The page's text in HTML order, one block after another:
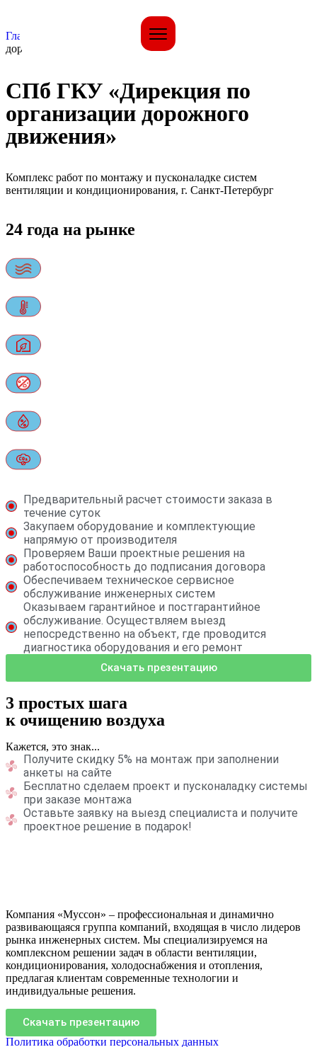
Главная страница
СПб ГКУ «Дирекция по организации
дорожного движения»
СПб ГКУ «Дирекция по
организации дорожного
движения»
Комплекс работ по монтажу и пусконаладке систем
вентиляции и кондиционирования, г. Санкт-Петербург
24 года на рынке
Предварительный расчет стоимости заказа в
течение суток
Закупаем оборудование и комплектующие
напрямую от производителя
Проверяем Ваши проектные решения на
работоспособность до подписания договора
Обеспечиваем техническое сервисное
обслуживание инженерных систем
Оказываем гарантийное и постгарантийное
обслуживание. Осуществляем выезд
непосредственно на объект, где проводится
диагностика оборудования и его ремонт
Скачать презентацию
3 простых шага
к очищению воздуха
Кажется, это знак...
Получите скидку 5% на монтаж при заполнении
анкеты на сайте
Бесплатно сделаем проект и пусконаладку системы
при заказе монтажа
Оставьте заявку на выезд специалиста и получите
проектное решение в подарок!
Компания «Муссон» – профессиональная и динамично
развивающаяся группа компаний, входящая в число лидеров
рынка инженерных систем. Мы специализируемся на
комплексном решении задач в области вентиляции,
кондиционирования, холодоснабжения и отопления,
предлагая клиентам современные технологии и
индивидуальные решения.
Скачать презентацию
Политика обработки персональных данных